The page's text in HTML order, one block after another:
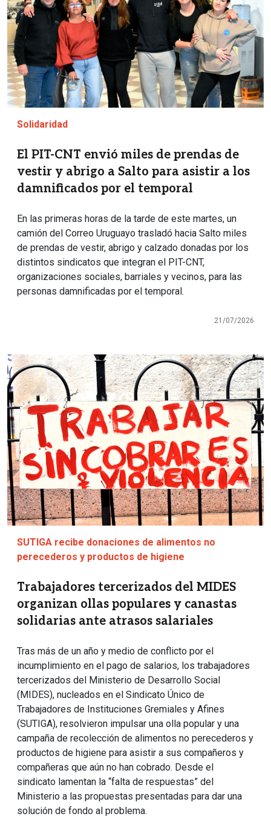
Solidaridad
El PIT-CNT envió miles de prendas de
vestir y abrigo a Salto para asistir a los
damnificados por el temporal
En las primeras horas de la tarde de este martes, un
camión del Correo Uruguayo trasladó hacia Salto miles
de prendas de vestir, abrigo y calzado donadas por los
distintos sindicatos que integran el PIT-CNT,
organizaciones sociales, barriales y vecinos, para las
personas damnificadas por el temporal.
21/07/2026
Imagen
SUTIGA recibe donaciones de alimentos no
perecederos y productos de higiene
Trabajadores tercerizados del MIDES
organizan ollas populares y canastas
solidarias ante atrasos salariales
Tras más de un año y medio de conflicto por el
incumplimiento en el pago de salarios, los trabajadores
tercerizados del Ministerio de Desarrollo Social
(MIDES), nucleados en el Sindicato Único de
Trabajadores de Instituciones Gremiales y Afines
(SUTIGA), resolvieron impulsar una olla popular y una
campaña de recolección de alimentos no perecederos y
productos de higiene para asistir a sus compañeros y
compañeras que aún no han cobrado. Desde el
sindicato lamentan la “falta de respuestas” del
Ministerio a las propuestas presentadas para dar una
solución de fondo al problema.